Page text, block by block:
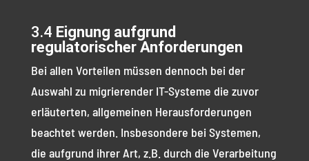
3.4 Eignung aufgrund
regulatorischer Anforderungen
Bei allen Vorteilen müssen dennoch bei der
Auswahl zu migrierender IT-Systeme die zuvor
erläuterten, allgemeinen Herausforderungen
beachtet werden. Insbesondere bei Systemen,
die aufgrund ihrer Art, z.B. durch die Verarbeitung